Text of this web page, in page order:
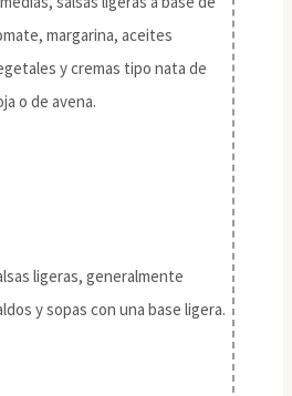
margarina, aceites
y cremas tipo nata de
o de avena.
ligeras, generalmente
y sopas con una base ligera.